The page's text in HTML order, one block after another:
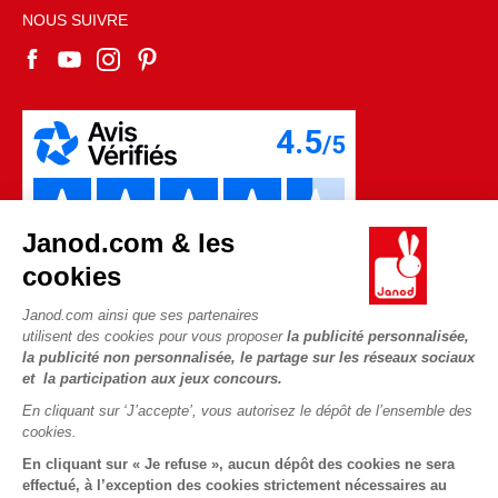
Janod.com & les
cookies
Janod.com ainsi que ses partenaires
utilisent des cookies pour vous proposer la publicité personnalisée,
la publicité non personnalisée, le partage sur les réseaux sociaux
et la participation aux jeux concours.
En cliquant sur ‘J’accepte’, vous autorisez le dépôt de l’ensemble des
cookies.
En cliquant sur « Je refuse », aucun dépôt des cookies ne sera
effectué, à l’exception des cookies strictement nécessaires au
Sélection de jouets par âge
Fiche environnementale
Nos guides d'achat
Les pièces d'usure
NOUS SUIVRE
Copyright © 2026 Janod - Tous droits réservés -CGV-Mentions